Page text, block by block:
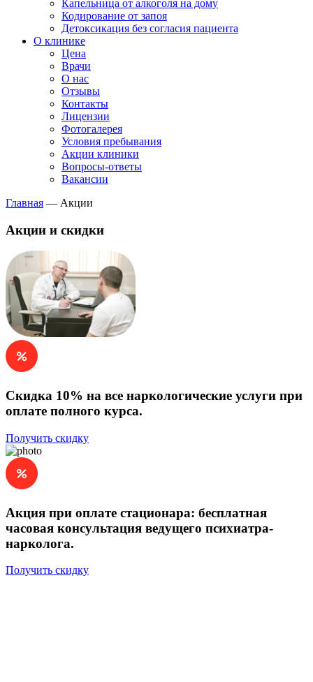
Капельница от алкоголя на дому
Кодирование от запоя
Детоксикация без согласия пациента
О клинике
Цена
Врачи
О нас
Отзывы
Контакты
Лицензии
Фотогалерея
Условия пребывания
Акции клиники
Вопросы-ответы
Вакансии
Главная — Акции
Акции и скидки
Скидка 10% на все наркологические услуги при
оплате полного курса.
Получить скидку
Акция при оплате стационара: бесплатная
часовая консультация ведущего психиатра-
нарколога.
Получить скидку